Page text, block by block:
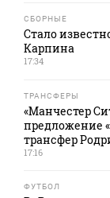
СБОРНЫЕ
Стало
Карпина
17:34
ТРАНСФЕРЫ
«Манчестер
предложение
трансфер
17:16
ФУТБОЛ